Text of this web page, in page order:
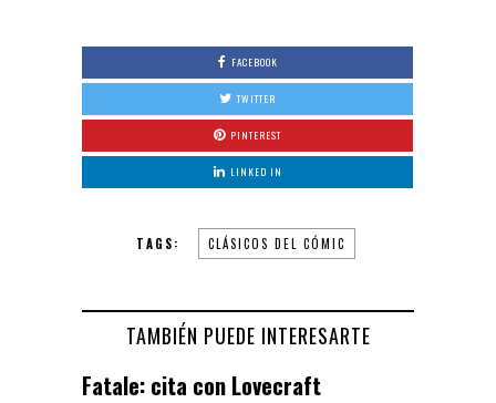
FACEBOOK
TWITTER
PINTEREST
LINKED IN
TAGS: CLÁSICOS DEL CÓMIC
TAMBIÉN PUEDE INTERESARTE
Fatale: cita con Lovecraft